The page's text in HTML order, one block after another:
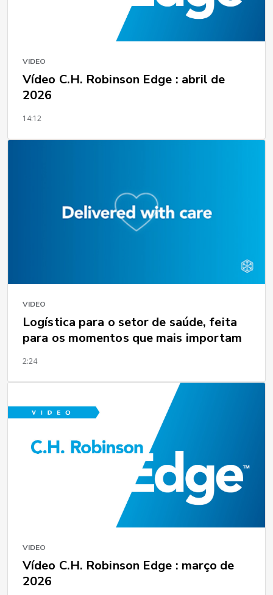
VIDEO
Vídeo C.H. Robinson Edge : abril de
2026
14:12
VIDEO
Logística para o setor de saúde, feita
para os momentos que mais importam
2:24
VIDEO
Vídeo C.H. Robinson Edge : março de
2026